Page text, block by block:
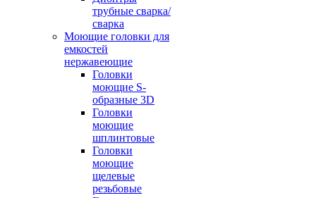
трубные сварка/
сварка
Моющие головки для
емкостей
нержавеющие
Головки
моющие S-
образные 3D
Головки
моющие
шплинтовые
Головки
моющие
щелевые
резьбовые